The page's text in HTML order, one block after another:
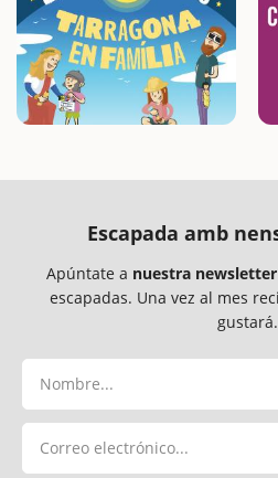
Escapada amb
Apúntate a nuestra newsletter
escapadas. Una vez al mes
gustará.